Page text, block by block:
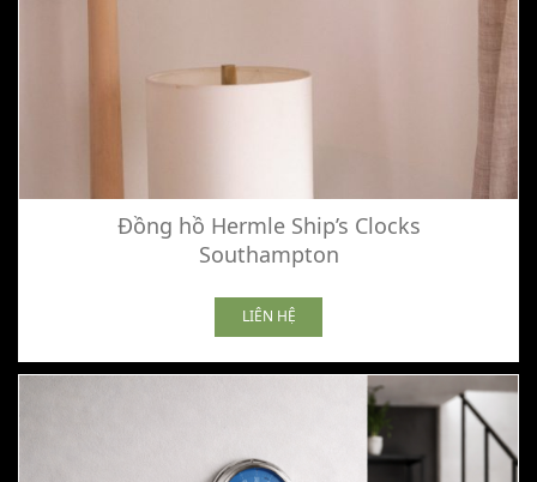
Đồng hồ Hermle Ship’s Clocks
Southampton
LIÊN HỆ